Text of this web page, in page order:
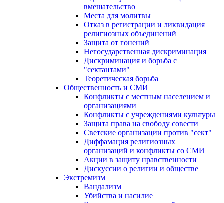
вмешательство
Места для молитвы
Отказ в регистрации и ликвидация
религиозных объединений
Защита от гонений
Негосударственная дискриминация
Дискриминация и борьба с
"сектантами"
Теоретическая борьба
Общественность и СМИ
Конфликты с местным населением и
организациями
Конфликты с учреждениями культуры
Защита права на свободу совести
Светские организации против "сект"
Диффамация религиозных
организаций и конфликты со СМИ
Акции в защиту нравственности
Дискуссии о религии и обществе
Экстремизм
Вандализм
Убийства и насилие